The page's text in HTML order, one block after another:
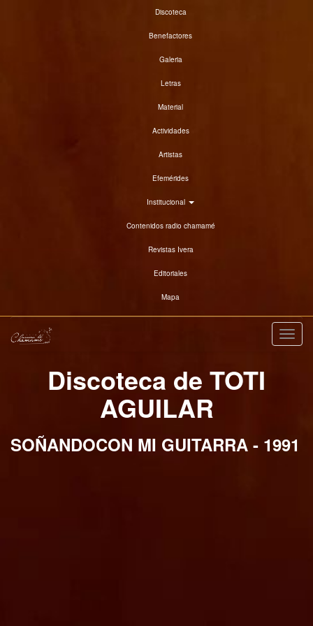
Discoteca
Benefactores
Galeria
Letras
Material
Actividades
Artistas
Efemérides
Institucional
Contenidos radio chamamé
Revistas Ivera
Editoriales
Mapa
Discoteca de TOTI
AGUILAR
SOÑANDOCON MI GUITARRA - 1991